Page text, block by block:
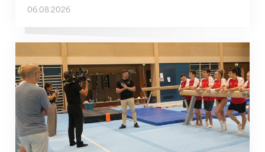
06.08.2026
Mit klaren Zielen nach Zagreb